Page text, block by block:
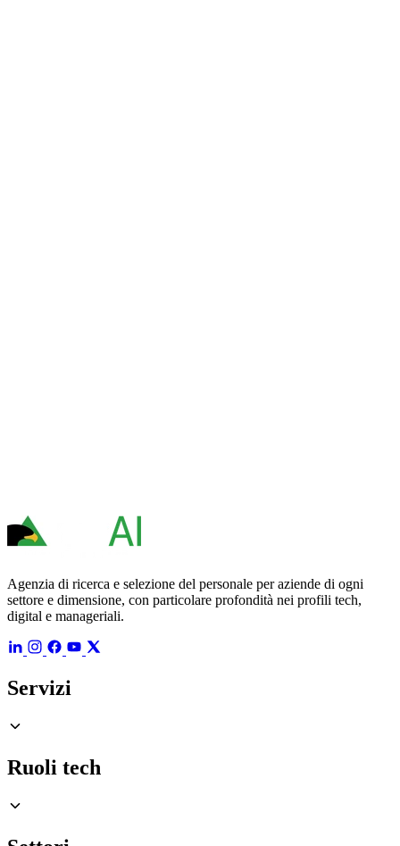
Agenzia di ricerca e selezione del personale per aziende di ogni
settore e dimensione, con particolare profondità nei profili tech,
digital e manageriali.
Servizi
Ruoli tech